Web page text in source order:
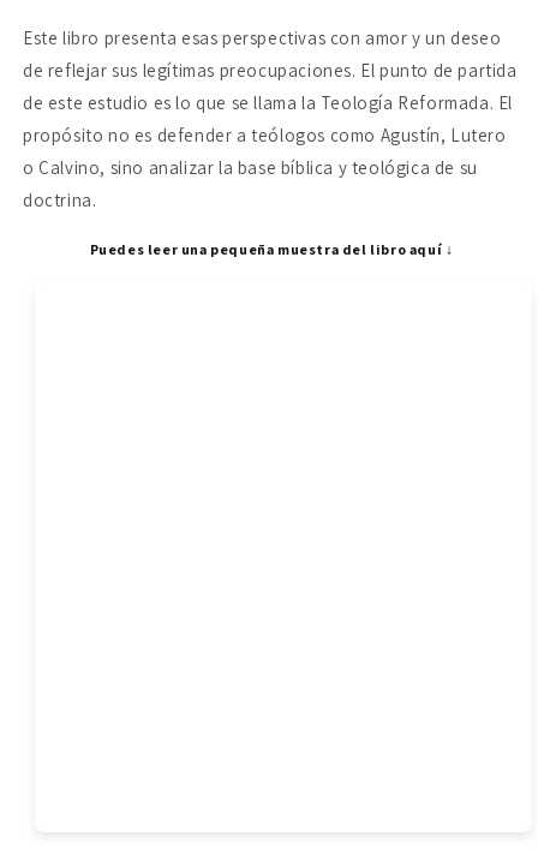
Este libro presenta esas perspectivas con amor y un deseo
de reflejar sus legítimas preocupaciones. El punto de partida
de este estudio es lo que se llama la Teología Reformada. El
propósito no es defender a teólogos como Agustín, Lutero
o Calvino, sino analizar la base bíblica y teológica de su
doctrina.
Puedes leer una pequeña muestra del libro aquí ↓